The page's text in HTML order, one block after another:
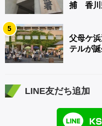
捕 香川
5
父母ケ
テルが
LINE友だち追加